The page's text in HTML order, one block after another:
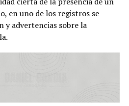
en uno de los registros se
y advertencias sobre la